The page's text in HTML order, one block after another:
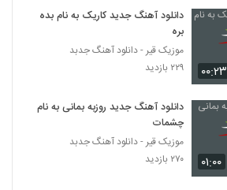
وحید حاجی تبار آهنگ تازگیا
۲۲۹ بازدید
دانلود آهنگ علی سورنا نفس
۵۲۰ بازدید
۰۰:۲۳
دانلود آهنگ جدید کاریک به نام بده
بره
موزیک قیر - دانلود آهنگ جدبد
۲۲۹ بازدید
۰۱:۰۰
دانلود آهنگ جدید روزبه بمانی به نام
چشمات
موزیک قیر - دانلود آهنگ جدبد
۲۷۰ بازدید